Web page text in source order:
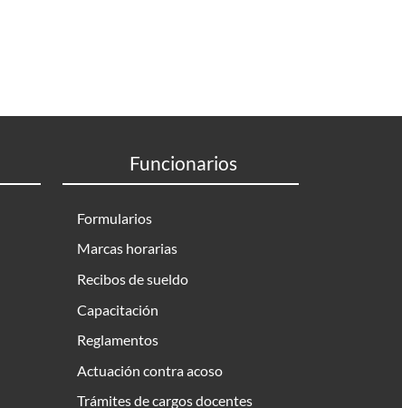
Funcionarios
Formularios
Marcas horarias
Recibos de sueldo
Capacitación
Reglamentos
Actuación contra acoso
Trámites de cargos docentes